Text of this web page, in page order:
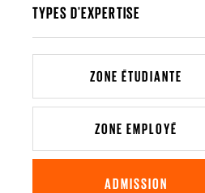
TYPES D'EXPERTISE
ZONE ÉTUDIANTE
ZONE EMPLOYÉ
ADMISSION